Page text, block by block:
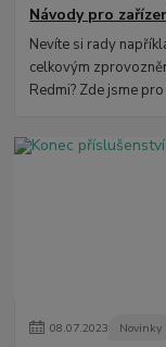
Návody pro
Nevíte si rady
celkovým
Redmi? Zde jsme
08.07.2023 Novinky